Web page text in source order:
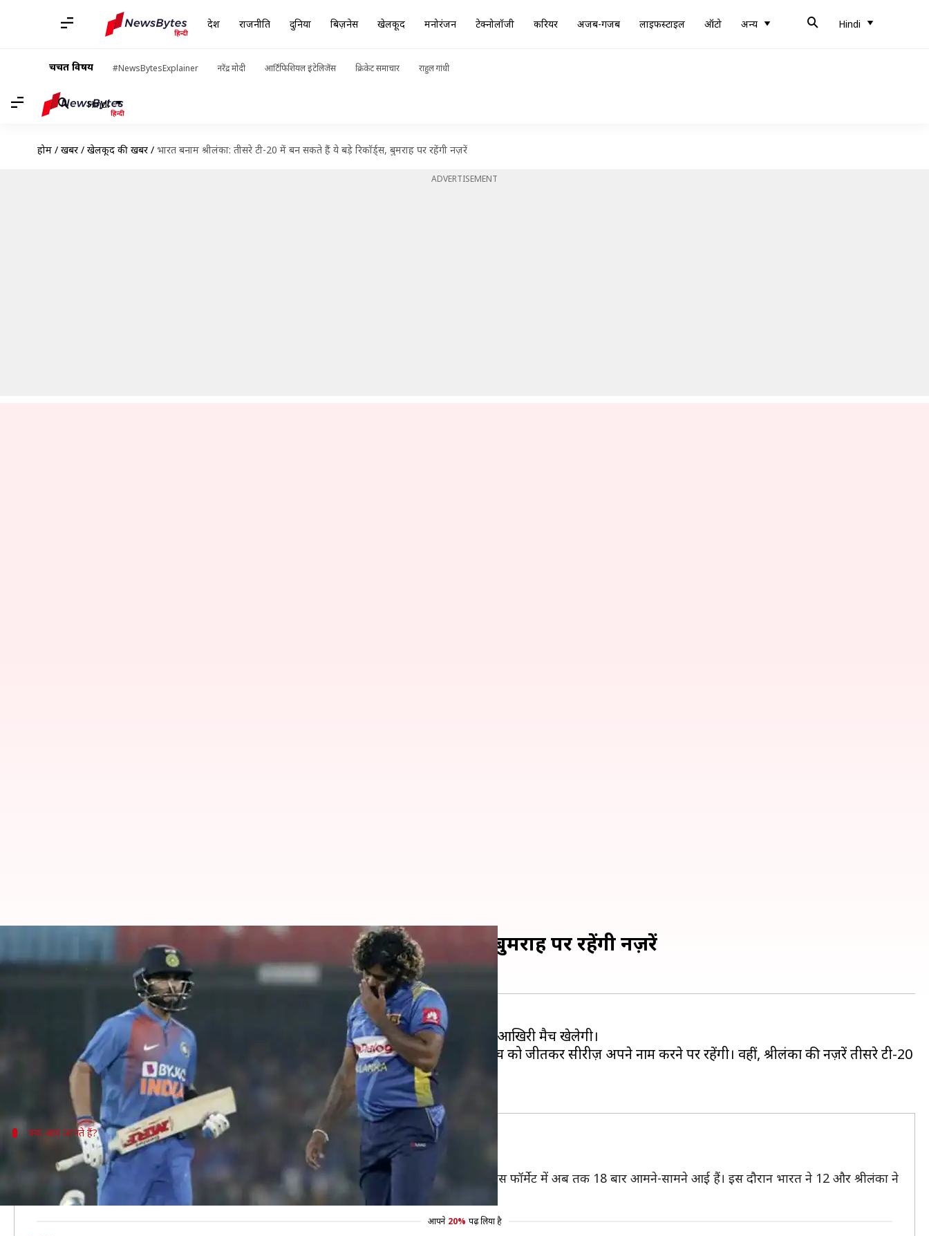
देश राजनीति दुनिया बिज़नेस खेलकूद मनोरंजन टेक्नोलॉजी करियर अजब-गजब लाइफस्टाइल ऑटो अन्य Hindi
चर्चित विषय #NewsBytesExplainer नरेंद्र मोदी आर्टिफिशियल इंटेलिजेंस क्रिकेट समाचार राहुल गांधी
Hindi
होम / खबरें / खेलकूद की खबरें / भारत बनाम श्रीलंका: तीसरे टी-20 में बन सकते हैं ये बड़े रिकॉर्ड्स, बुमराह पर रहेंगी नज़रें
ADVERTISEMENT
भारत बनाम श्रीलंका: तीसरे टी-20 में बन सकते हैं ये बड़े रिकॉर्ड्स, बुमराह पर रहेंगी नज़रें
Jan 09, 2020 07:09 pm
भारतीय क्रिकेट टीम शुक्रवार 10 जनवरी को पुणे में श्रीलंका के खिलाफ तीन मैचों की टी-20 सीरीज़ का आखिरी मैच खेलेगी।
इंदौर में खेले गए दूसरे टी-20 में शानदार जीत दर्ज करने के बाद अब भारतीय टीम की नज़रें तीसरे मैच को जीतकर सीरीज़ अपने नाम करने पर रहेंगी। वहीं, श्रीलंका की नज़रें तीसरे टी-20
को जीतकर सीरीज़ ड्रॉ कराने पर रहेंगी।
क्या आप जानते हैं?
टी-20 इंटरनेशनल में हेड-टू-हेड में श्रीलंका से काफी आगे है भारतीय टीम
टी-20 इंटरनेशनल में भारत और श्रीलंका के बीच हेड-टू-हेड में भारतीय टीम काफी आगे है। यह दोनों टीमें इस फॉर्मेट में अब तक 18 बार आमने-सामने आई हैं। इस दौरान भारत ने 12 और श्रीलंका ने
पांच मैच जीते हैं। एक मैच रद्द हुआ है।
आपने 20% पढ़ लिया है